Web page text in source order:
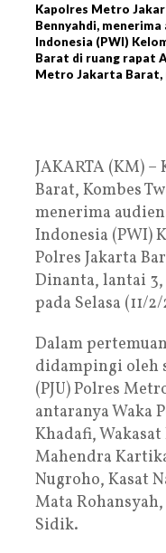
Kapolres Metro
Bennyahdi,
Indonesia (PWI)
Barat di ruang rapat
Metro Jakarta Barat,
JAKARTA (KM)
Barat, Kombes
menerima
Indonesia (PWI)
Polres Jakarta
Dinanta, lantai
pada Selasa (11/
Dalam
didampingi oleh
(PJU) Polres
antaranya Waka
Khadafi,
Mahendra
Nugroho, Kasat
Mata
Sidik.